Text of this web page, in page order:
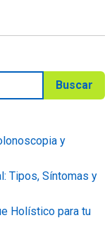
y
Tipos, Síntomas y
Holístico para tu